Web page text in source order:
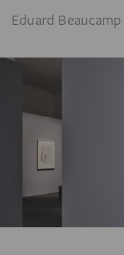
Eduard Beaucamp